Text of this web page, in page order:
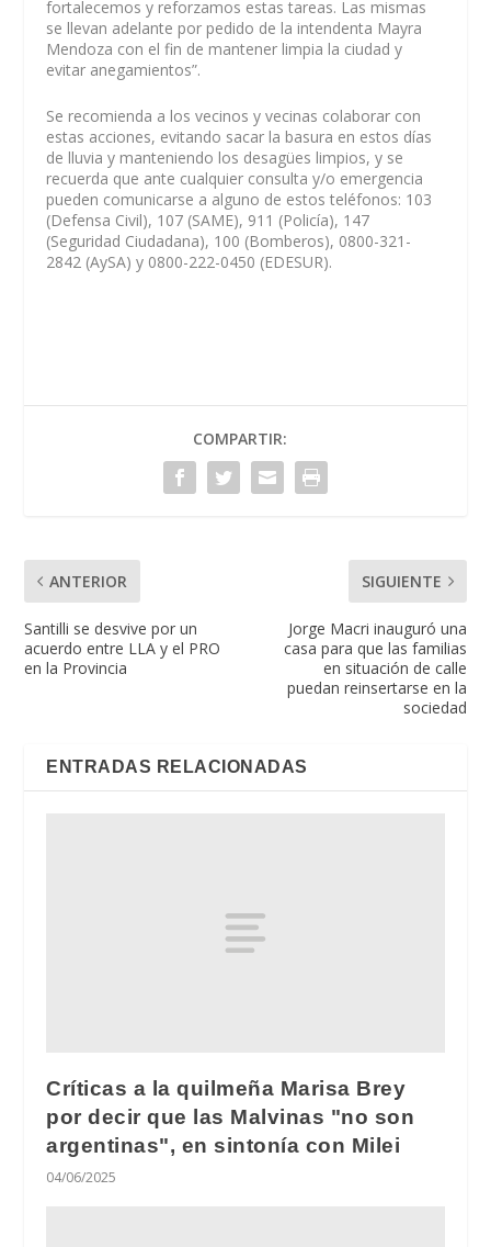
fortalecemos y reforzamos estas tareas. Las mismas
se llevan adelante por pedido de la intendenta Mayra
Mendoza con el fin de mantener limpia la ciudad y
evitar anegamientos”.
Se recomienda a los vecinos y vecinas colaborar con
estas acciones, evitando sacar la basura en estos días
de lluvia y manteniendo los desagües limpios, y se
recuerda que ante cualquier consulta y/o emergencia
pueden comunicarse a alguno de estos teléfonos: 103
(Defensa Civil), 107 (SAME), 911 (Policía), 147
(Seguridad Ciudadana), 100 (Bomberos), 0800-321-
2842 (AySA) y 0800-222-0450 (EDESUR).
COMPARTIR:
ANTERIOR
Santilli se desvive por un
acuerdo entre LLA y el PRO
en la Provincia
SIGUIENTE
Jorge Macri inauguró una
casa para que las familias
en situación de calle
puedan reinsertarse en la
sociedad
ENTRADAS RELACIONADAS
Críticas a la quilmeña Marisa Brey
por decir que las Malvinas "no son
argentinas", en sintonía con Milei
04/06/2025